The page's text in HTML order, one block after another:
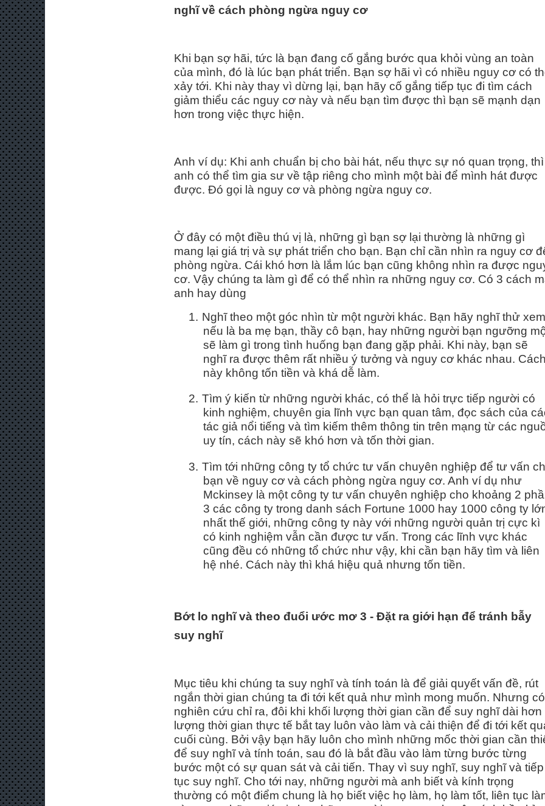
nghĩ về cách phòng ngừa nguy cơ
Khi bạn sợ hãi, tức là bạn đang cố gắng bước qua khỏi vùng an toàn
của mình, đó là lúc bạn phát triển. Bạn sợ hãi vì có nhiều nguy cơ có
xảy tới. Khi này thay vì dừng lại, bạn hãy cố gắng tiếp tục đi tìm cách
giảm thiểu các nguy cơ này và nếu bạn tìm được thì bạn sẽ mạnh dạn
hơn trong việc thực hiện.
Anh ví dụ: Khi anh chuẩn bị cho bài hát, nếu thực sự nó quan trọng, thì
anh có thể tìm gia sư về tập riêng cho mình một bài để mình hát được
được. Đó gọi là nguy cơ và phòng ngừa nguy cơ.
Ở đây có một điều thú vị là, những gì bạn sợ lại thường là những gì
mang lại giá trị và sự phát triển cho bạn. Bạn chỉ cần nhìn ra nguy cơ
phòng ngừa. Cái khó hơn là lắm lúc bạn cũng không nhìn ra được
cơ. Vậy chúng ta làm gì để có thể nhìn ra những nguy cơ. Có 3 cách
anh hay dùng
1. Nghĩ theo một góc nhìn từ một người khác. Bạn hãy nghĩ thử xem
nếu là ba mẹ bạn, thầy cô bạn, hay những người bạn ngưỡng
sẽ làm gì trong tình huống bạn đang gặp phải. Khi này, bạn sẽ
nghĩ ra được thêm rất nhiều ý tưởng và nguy cơ khác nhau. Cách
này không tốn tiền và khá dễ làm.
2. Tìm ý kiến từ những người khác, có thể là hỏi trực tiếp người có
kinh nghiệm, chuyên gia lĩnh vực bạn quan tâm, đọc sách của
tác giả nổi tiếng và tìm kiếm thêm thông tin trên mạng từ các
uy tín, cách này sẽ khó hơn và tốn thời gian.
3. Tìm tới những công ty tổ chức tư vấn chuyên nghiệp để tư vấn
bạn về nguy cơ và cách phòng ngừa nguy cơ. Anh ví dụ như
Mckinsey là một công ty tư vấn chuyên nghiệp cho khoảng 2
3 các công ty trong danh sách Fortune 1000 hay 1000 công ty
nhất thế giới, những công ty này với những người quản trị cực kì
có kinh nghiệm vẫn cần được tư vấn. Trong các lĩnh vực khác
cũng đều có những tổ chức như vậy, khi cần bạn hãy tìm và liên
hệ nhé. Cách này thì khá hiệu quả nhưng tốn tiền.
Bớt lo nghĩ và theo đuổi ước mơ 3 - Đặt ra giới hạn để tránh bẫy
suy nghĩ
Mục tiêu khi chúng ta suy nghĩ và tính toán là để giải quyết vấn đề, rút
ngắn thời gian chúng ta đi tới kết quả như mình mong muốn. Nhưng có
nghiên cứu chỉ ra, đôi khi khối lượng thời gian cần để suy nghĩ dài hơn
lượng thời gian thực tế bắt tay luôn vào làm và cải thiện để đi tới kết
cuối cùng. Bởi vậy bạn hãy luôn cho mình những mốc thời gian cần
để suy nghĩ và tính toán, sau đó là bắt đầu vào làm từng bước từng
bước một có sự quan sát và cải tiến. Thay vì suy nghĩ, suy nghĩ và tiếp
tục suy nghĩ. Cho tới nay, những người mà anh biết và kính trọng
thường có một điểm chung là họ biết việc họ làm, họ làm tốt, liên tục